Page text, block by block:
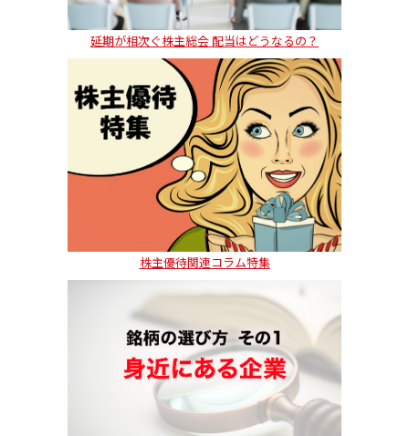
延期が相次ぐ株主総会 配当はどうなるの？
株主優待関連コラム特集